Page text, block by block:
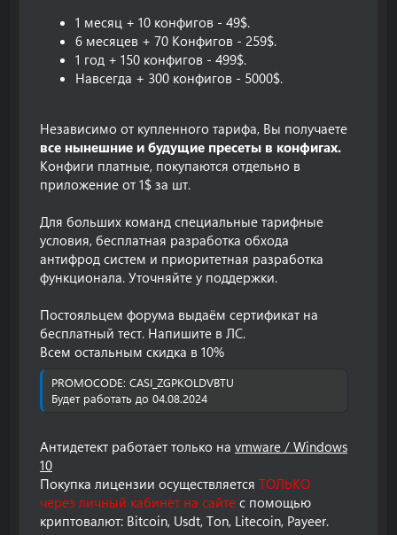
1 месяц + 10 конфигов - 49$.
6 месяцев + 70 Конфигов - 259$.
1 год + 150 конфигов - 499$.
Навсегда + 300 конфигов - 5000$.
Независимо от купленного тарифа, Вы получаете
все нынешние и будущие пресеты в конфигах.
Конфиги платные, покупаются отдельно в
приложение от 1$ за шт.
Для больших команд cпециальные тарифные
условия, бесплатная разработка обхода
антифрод систем и приоритетная разработка
функционала. Уточняйте у поддержки.
Постояльцем форума выдаём сертификат на
бесплатный тест. Напишите в ЛС.
Всем остальным скидка в 10%
PROMOCODE: CASI_ZGPKOLDVBTU
Будет работать до 04.08.2024
Антидетект работает только на vmware / Windows
10
Покупка лицензии осуществляется ТОЛЬКО
через личный кабинет на сайте с помощью
криптовалют: Bitcoin, Usdt, Ton, Litecoin, Payeer.